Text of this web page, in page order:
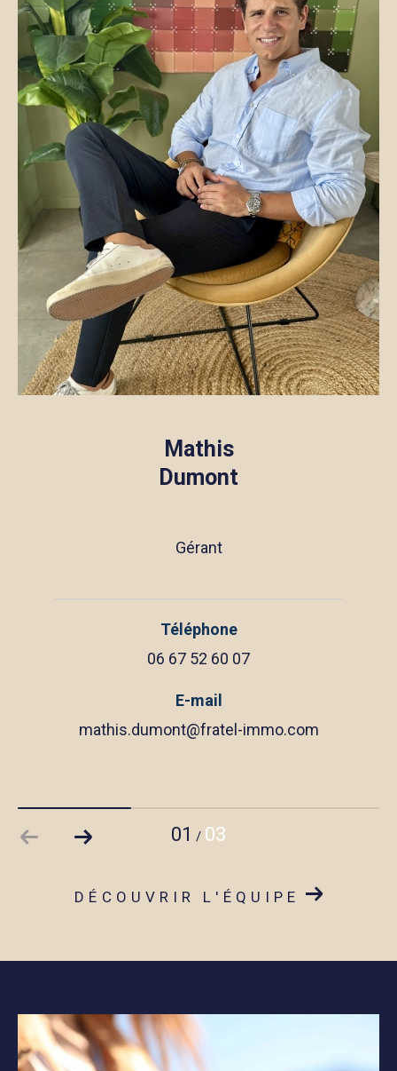
Mathis
Dumont
Gérant
Téléphone
06 67 52 60 07
E-mail
mathis.dumont@fratel-immo.com
01 / 03
DÉCOUVRIR L'ÉQUIPE